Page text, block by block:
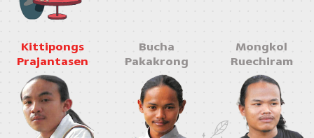
Kittipongs
Prajantasen
Bucha
Pakakrong
Mongkol
Ruechiram